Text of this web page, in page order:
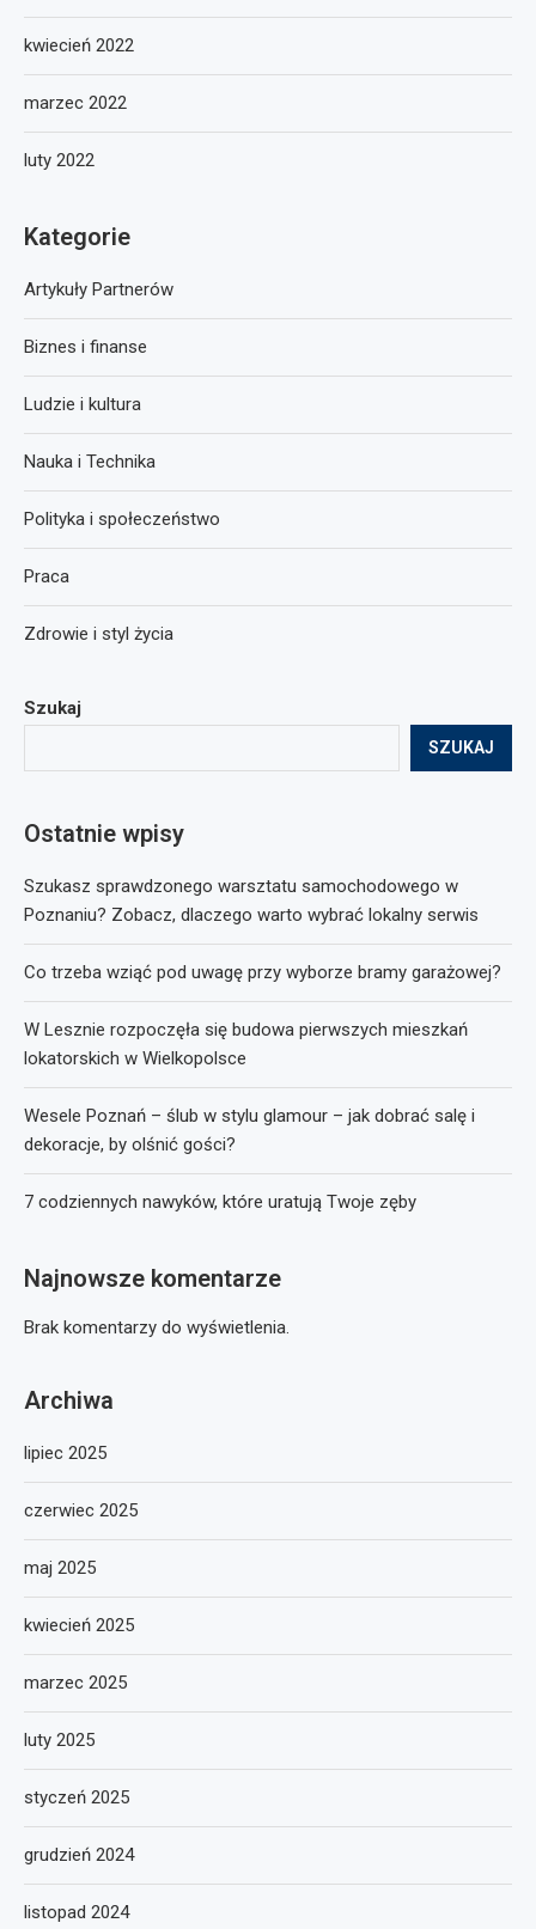
Szukaj
SZUKAJ
Ostatnie wpisy
Szukasz sprawdzonego warsztatu samochodowego w
Poznaniu? Zobacz, dlaczego warto wybrać lokalny serwis
Co trzeba wziąć pod uwagę przy wyborze bramy garażowej?
W Lesznie rozpoczęła się budowa pierwszych mieszkań
lokatorskich w Wielkopolsce
Wesele Poznań – ślub w stylu glamour – jak dobrać salę i
dekoracje, by olśnić gości?
7 codziennych nawyków, które uratują Twoje zęby
Najnowsze komentarze
Brak komentarzy do wyświetlenia.
Archiwa
lipiec 2025
czerwiec 2025
maj 2025
kwiecień 2025
marzec 2025
luty 2025
styczeń 2025
grudzień 2024
listopad 2024
kwiecień 2022
marzec 2022
luty 2022
Kategorie
Artykuły Partnerów
Biznes i finanse
Ludzie i kultura
Nauka i Technika
Polityka i społeczeństwo
Praca
Zdrowie i styl życia